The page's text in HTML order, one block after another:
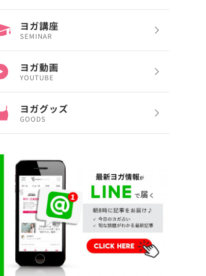
ヨガ講座
SEMINAR
ヨガ動画
YOUTUBE
ヨガグッズ
GOODS